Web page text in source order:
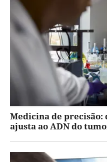
Medicina de precisão:
ajusta ao ADN do